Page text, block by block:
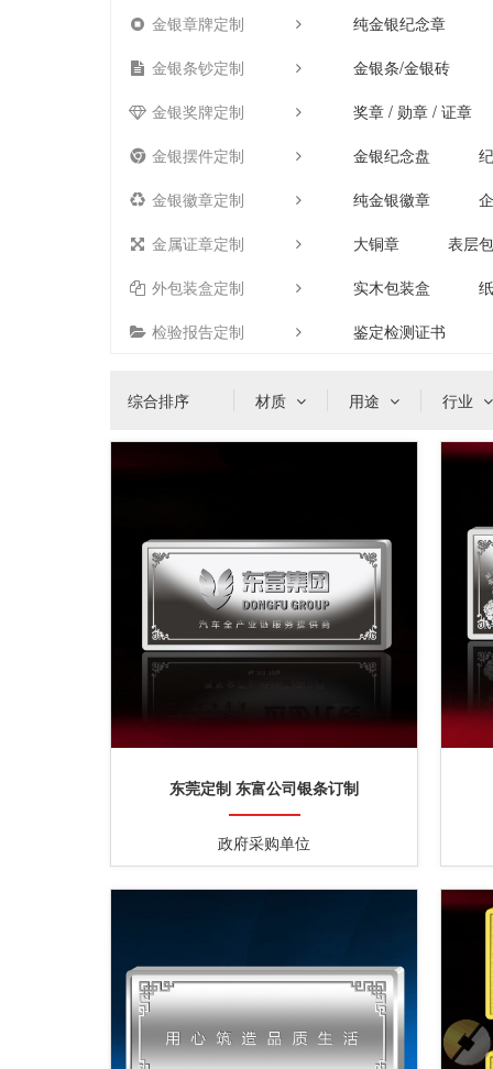
金银章牌定制
纯金银纪念章
金银条钞定制
金银条/金银砖
金银奖牌定制
奖章 / 勋章 / 证章
金银摆件定制
金银纪念盘
金银徽章定制
纯金银徽章
金属证章定制
大铜章
表层
外包装盒定制
实木包装盒
检验报告定制
鉴定检测证书
综合排序 材质 用途 行业
东莞定制 东富公司银条订制
政府采购单位